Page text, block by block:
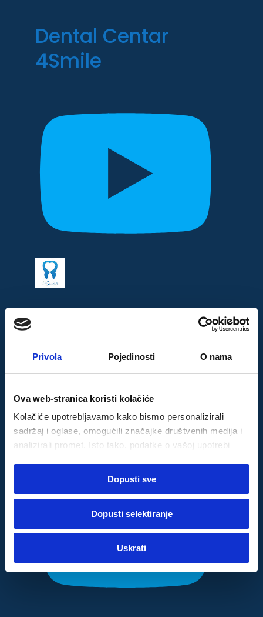
Privola Pojedinosti O nama
Ova web-stranica koristi kolačiće
Kolačiće upotrebljavamo kako bismo personalizirali
sadržaj i oglase, omogućili značajke društvenih medija i
analizirali promet. Isto tako, podatke o vašoj upotrebi
drugim podacima koje ste im pružili ili koje su prikupili
dok ste upotrebljavali njihove usluge.
Dopusti sve
Dopusti selektiranje
Uskrati
Dental Centar
4Smile